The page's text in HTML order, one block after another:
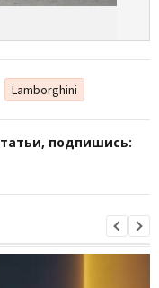
Lamborghini
подпишись: